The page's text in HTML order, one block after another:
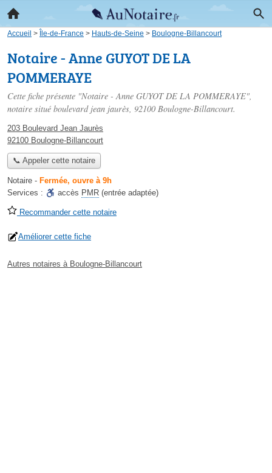
Accueil > Île-de-France > Hauts-de-Seine > Boulogne-Billancourt
Notaire - Anne GUYOT DE LA
POMMERAYE
Cette fiche présente "Notaire - Anne GUYOT DE LA POMMERAYE",
notaire situé boulevard jean jaurès, 92100 Boulogne-Billancourt.
203 Boulevard Jean Jaurès
92100 Boulogne-Billancourt
📞 Appeler cette notaire
Notaire - Fermée, ouvre à 9h
Services :
accès PMR (entrée adaptée)
Recommander cette notaire
Améliorer cette fiche
Autres notaires à Boulogne-Billancourt